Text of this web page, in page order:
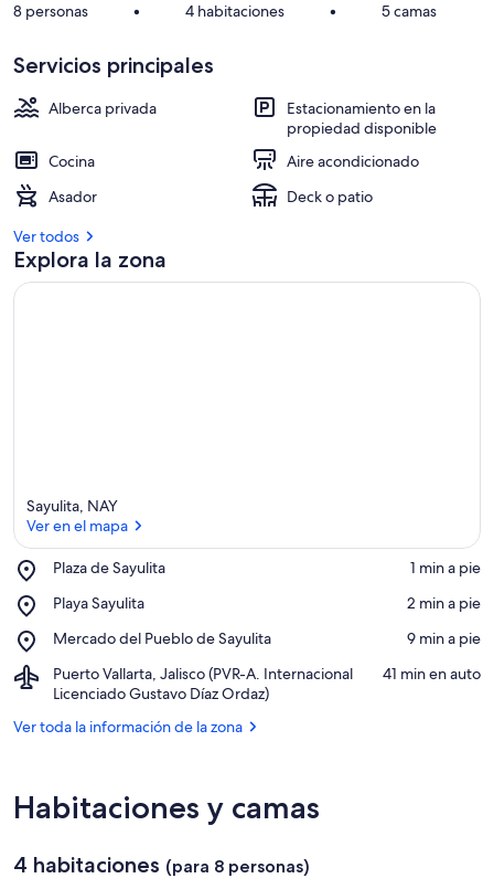
8 personas • 4 habitaciones • 5 camas
Servicios principales
Alberca privada
Estacionamiento en la
propiedad disponible
Cocina
Aire acondicionado
Asador
Deck o patio
Ver todos
Explora la zona
Sayulita, NAY
Ver en el mapa
Plaza de Sayulita
Place,
de
‪1 min a pie‬
Playa Sayulita
Place,
Sayulita
‪2 min a pie‬
Mercado del Pueblo de Sayulita
Place,
del
Pueblo
de
Sayulita
‪9 min a pie‬
Puerto Vallarta, Jalisco (PVR-A. Internacional
Licenciado Gustavo Díaz Ordaz)
Airport,
Puerto
Jalisco
Internacional
Licenciado
Ordaz)
‪41 min en auto‬
Ver toda la información de la zona
Habitaciones y camas
4 habitaciones (para 8 personas)